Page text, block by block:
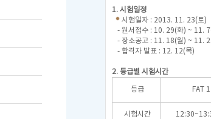
1. 시험일정
시험일자 : 2013. 11. 23(토)
- 원서접수 : 10. 29(화) ~ 11.
- 장소공고 : 11. 18(월) ~ 11.
- 합격자 발표 : 12. 12(목)
2. 등급별 시험시간
등급 FAT
시험시간